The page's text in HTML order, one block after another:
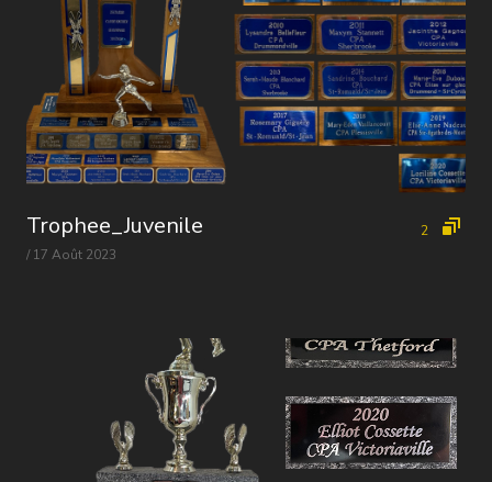
Trophee_Juvenile
2
/ 17 Août 2023